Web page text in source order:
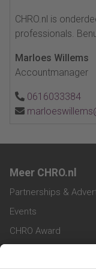
CHRO.nl is
professionals.
Marloes Willems
Accountmanager
0616033384
Meer CHRO.nl
Partnerships &
Events
CHRO Award